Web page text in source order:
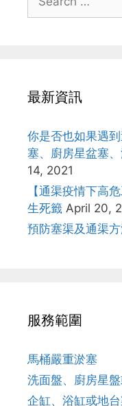
for:
最新資訊
你是否也如果遇
塞、廚房星盆塞
14, 2021
【通渠疫情下高
生死籤 April 20,
預防塞渠及通渠
服務範圍
馬桶嚴重淤塞
洗面盤、廚房星
企缸、浴缸或地